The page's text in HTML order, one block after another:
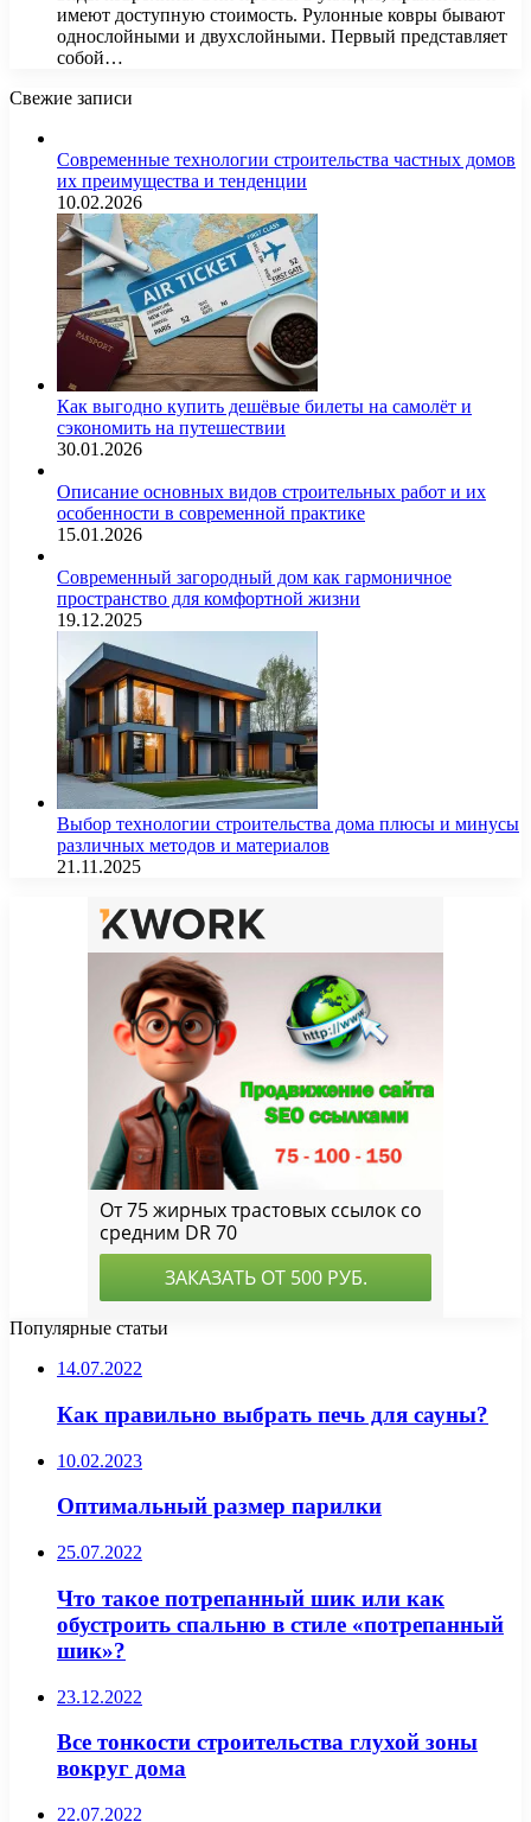
имеют доступную стоимость. Рулонные ковры бывают
однослойными и двухслойными. Первый представляет
собой…
Свежие записи
Современные технологии строительства частных домов
их преимущества и тенденции
10.02.2026
Как выгодно купить дешёвые билеты на самолёт и
сэкономить на путешествии
30.01.2026
Описание основных видов строительных работ и их
особенности в современной практике
15.01.2026
Современный загородный дом как гармоничное
пространство для комфортной жизни
19.12.2025
Выбор технологии строительства дома плюсы и минусы
различных методов и материалов
21.11.2025
Популярные статьи
14.07.2022
Как правильно выбрать печь для сауны?
10.02.2023
Оптимальный размер парилки
25.07.2022
Что такое потрепанный шик или как
обустроить спальню в стиле «потрепанный
шик»?
23.12.2022
Все тонкости строительства глухой зоны
вокруг дома
22.07.2022